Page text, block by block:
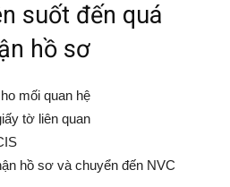
Global
suốt đến quá
hồ sơ
mối quan hệ
tờ liên quan
hồ sơ và chuyển đến NVC